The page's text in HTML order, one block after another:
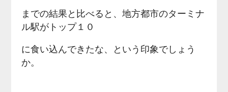
までの結果と比べると、地方都市のターミナ
ル駅がトップ１０
に食い込んできたな、という印象でしょう
か。